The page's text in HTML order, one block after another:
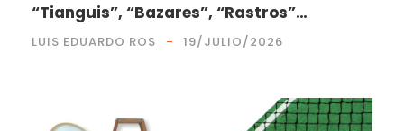
“Tianguis”, “Bazares”, “Rastros”…
LUIS EDUARDO ROS 19/JULIO/2026